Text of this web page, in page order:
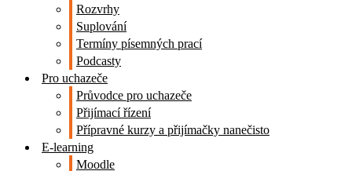
Rozvrhy
Suplování
Termíny písemných prací
Podcasty
Pro uchazeče
Průvodce pro uchazeče
Přijímací řízení
Přípravné kurzy a přijímačky nanečisto
E-learning
Moodle